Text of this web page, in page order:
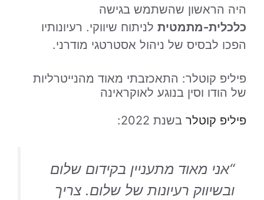
היה הראשון שהשתמש בגישה
כלכלית-מתמטית לניתוח שיווקי. רעיונותיו
הפכו לבסיס של ניהול אסטרטגי מודרני.
פיליפ קוטלר: התאכזבתי מאוד מהנייטרליות
של הודו וסין בנוגע לאוקראינה
פיליפ קוטלר בשנת 2022:
“אני מאוד מתעניין בקידום שלום
ובשיווק רעיונות של שלום. צריך